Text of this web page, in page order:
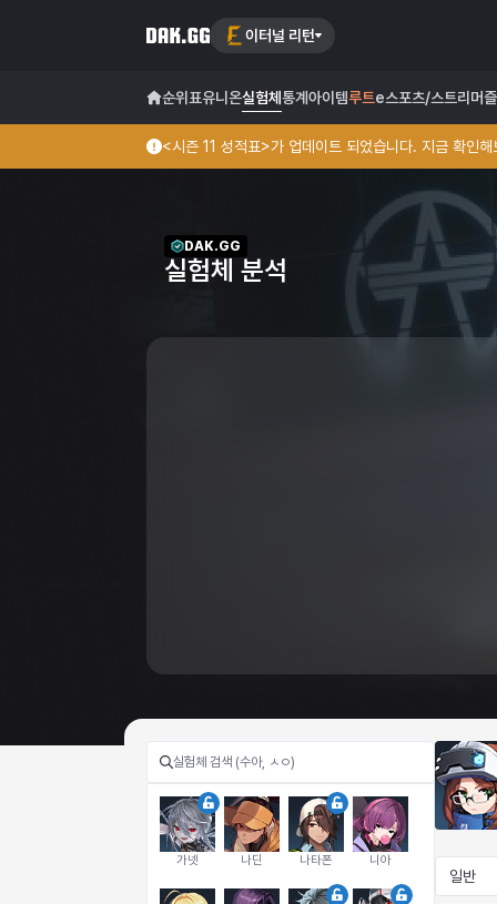
이터널 리턴
순위표유니온실험체 통계 아이템루트e스포츠/스트리머
<시즌 11 성적표>가 업데이트 되었습니다. 지금 확인해
DAK.GG
실험체 분석
가넷 나딘 나타폰 니아
일반